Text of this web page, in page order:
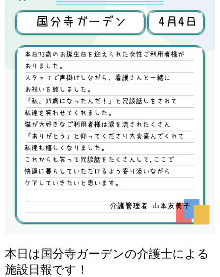
本日は国分寺ガーデンの介護士による
施設日報です！